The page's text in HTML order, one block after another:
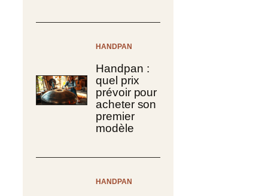
HANDPAN
Handpan :
quel prix
prévoir pour
acheter son
premier
modèle
HANDPAN